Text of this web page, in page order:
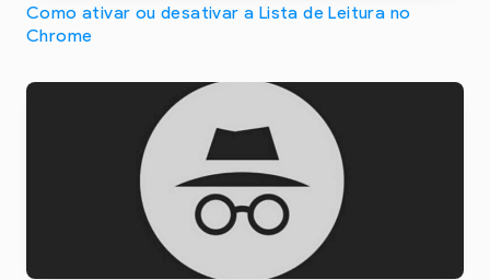
Como ativar ou desativar a Lista de Leitura no
Chrome